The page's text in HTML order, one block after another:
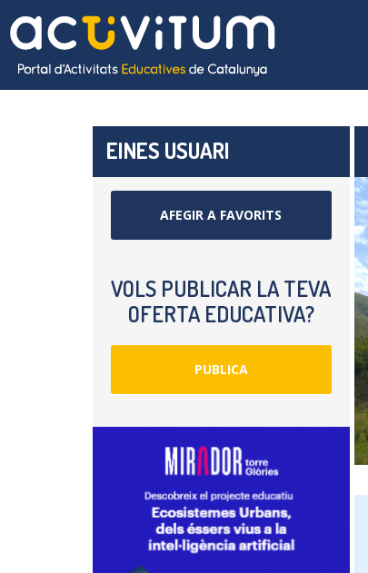
EINES USUARI
AFEGIR A FAVORITS
VOLS PUBLICAR LA TEVA
OFERTA EDUCATIVA?
PUBLICA